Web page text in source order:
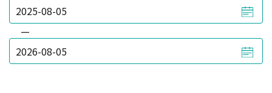
—